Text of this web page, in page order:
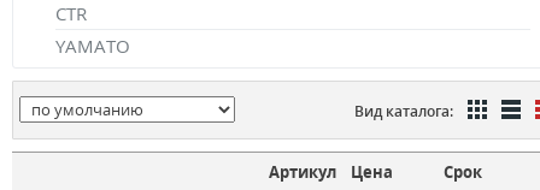
CTR
YAMATO
Вид каталога:
Артикул Цена Срок